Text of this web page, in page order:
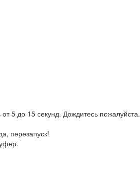
5 до 15 секунд. Дождитесь пожалуйста.
перезапуск!